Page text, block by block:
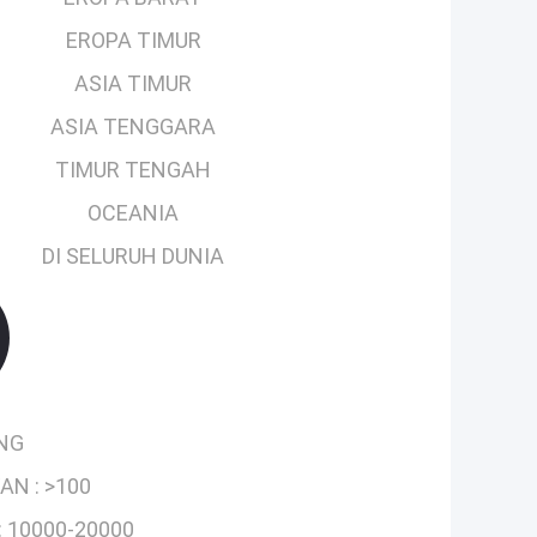
EROPA TIMUR
ASIA TIMUR
ASIA TENGGARA
TIMUR TENGAH
OCEANIA
DI SELURUH DUNIA
: >100
10000-20000